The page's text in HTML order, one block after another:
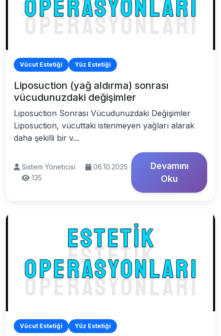
Vücut Estetiği Yüz Estetiği
Liposuction (yağ aldırma) sonrası
vücudunuzdaki değişimler
Liposuction Sonrası Vücudunuzdaki Değişimler
Liposuction, vücuttaki istenmeyen yağları alarak
daha şekilli bir v...
Sistem Yöneticisi
06.10.2025
135
Devamını
Oku
Vücut Estetiği Yüz Estetiği